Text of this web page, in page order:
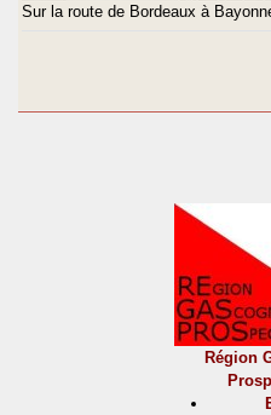
Sur la route de Bordeaux à
Région